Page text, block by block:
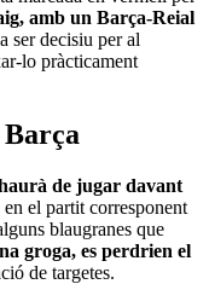
amb un Barça-Reial
ser decisiu per al
lo pràcticament
de jugar davant
el partit corresponent
blaugranes que
groga, es perdrien el
de targetes.